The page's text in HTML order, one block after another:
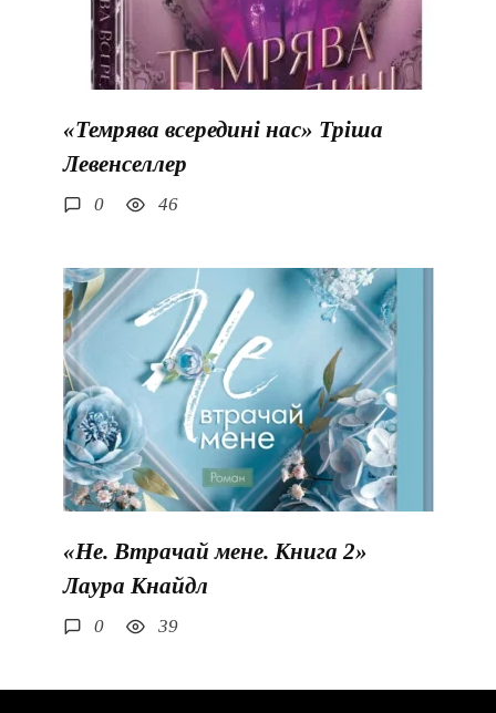
«Темрява всередині нас» Тріша
Левенселлер
0 46
«Не. Втрачай мене. Книга 2»
Лаура Кнайдл
0 39